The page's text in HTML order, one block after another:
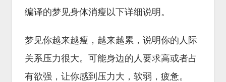
编译的梦见身体消瘦以下详细说明。
梦见你越来越瘦，越来越累，说明你的人际
关系压力很大。可能身边的人要求高或者占
有欲强，让你感到压力大，软弱，疲惫。